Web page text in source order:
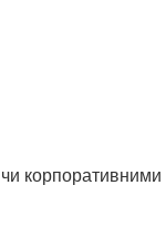
корпоративними